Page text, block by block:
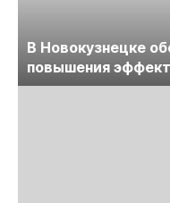
В Новокузнецке
повышения
предприятий